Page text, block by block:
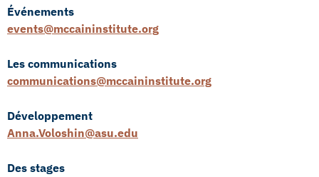
Événements
events@mccaininstitute.org
Les communications
communications@mccaininstitute.org
Développement
Anna.Voloshin@asu.edu
Des stages